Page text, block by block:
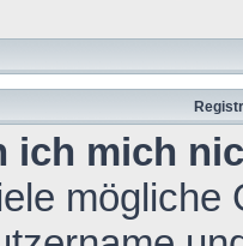
ich mich